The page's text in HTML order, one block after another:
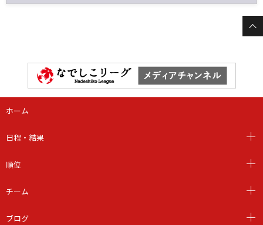
ホーム
日程・結果
順位
チーム
ブログ